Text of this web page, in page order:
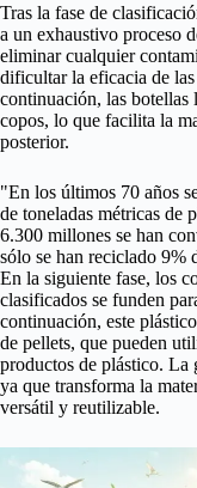
Tras la fase de
a un exhaustivo proceso
eliminar cualquier
dificultar la eficacia de
continuación, las botellas
copos, lo que facilita la
posterior.
"En los últimos 70 años
de toneladas métricas de
6.300 millones se han
sólo se han reciclado 9%
En la siguiente fase, los
clasificados se funden
continuación, este
de pellets, que pueden
productos de plástico. La
ya que transforma la
versátil y reutilizable.